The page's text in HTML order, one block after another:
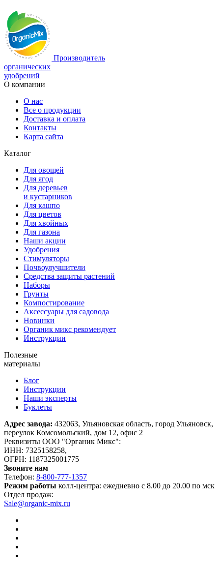
Производитель
органических
удобрений
О компании
О нас
Все о продукции
Доставка и оплата
Контакты
Карта сайта
Каталог
Для овощей
Для ягод
Для деревьев
и кустарников
Для кашпо
Для цветов
Для хвойных
Для газона
Наши акции
Удобрения
Стимуляторы
Почвоулучшители
Средства защиты растений
Наборы
Грунты
Компостирование
Аксессуары для садовода
Новинки
Органик микс рекомендует
Инструкции
Полезные
материалы
Блог
Инструкции
Наши эксперты
Буклеты
Адрес завода: 432063, Ульяновская область, город Ульяновск,
переулок Комсомольский, дом 12, офис 2
Реквизиты ООО "Органик Микс":
ИНН: 7325158258,
ОГРН: 1187325001775
Звоните нам
Телефон: 8-800-777-1357
Режим работы колл-центра: ежедневно с 8.00 до 20.00 по мск
Отдел продаж:
Sale@organic-mix.ru